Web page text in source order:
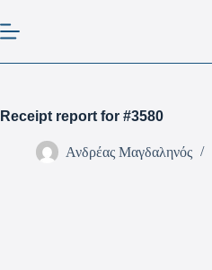
Receipt report for #3580
Ανδρέας Μαγδαληνός